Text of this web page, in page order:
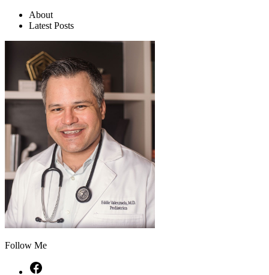
About
Latest Posts
Follow Me